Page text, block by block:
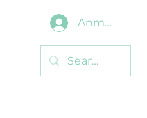
Anmelden